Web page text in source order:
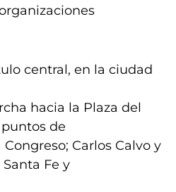
central, en la ciudad
hacia la Plaza del
de
Carlos Calvo y
Fe y